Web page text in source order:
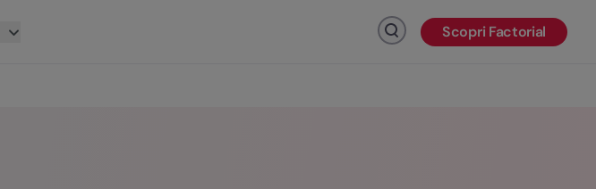
Fai clic per cercare
Scopri Factorial